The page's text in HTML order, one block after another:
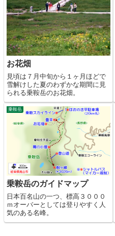
お花畑
見頃は７月中旬から１ヶ月ほどで
雪解けした夏のわずかな期間に見
られる乗鞍岳のお花畑。
乗鞍岳
乗鞍岳のガイドマップ
日本百名山の一つ、標高３０００
ｍオーバーとしては登りやすく人
気のある名峰。